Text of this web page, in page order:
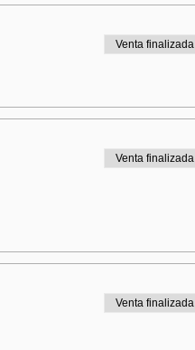
Venta finalizada
Venta finalizada
Venta finalizada